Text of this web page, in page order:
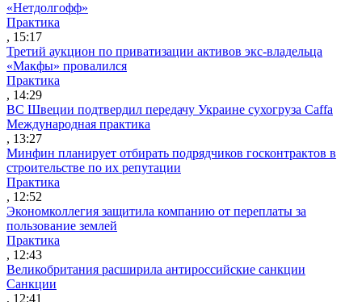
«Нетдолгофф»
Практика
, 15:17
Третий аукцион по приватизации активов экс-владельца
«Макфы» провалился
Практика
, 14:29
ВС Швеции подтвердил передачу Украине сухогруза Caffa
Международная практика
, 13:27
Минфин планирует отбирать подрядчиков госконтрактов в
строительстве по их репутации
Практика
, 12:52
Экономколлегия защитила компанию от переплаты за
пользование землей
Практика
, 12:43
Великобритания расширила антироссийские санкции
Санкции
, 12:41